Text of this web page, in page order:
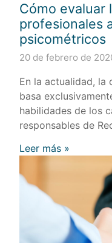
Cómo evaluar
profesionales
psicométricos
20 de febrero de
En la actualidad, la
basa
habilidades de los
responsables de
Leer más »